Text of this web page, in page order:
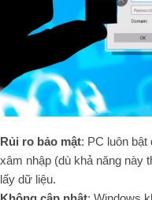
Rủi ro bảo mật: PC luôn bật
xâm nhập (dù khả năng này
lấy dữ liệu.